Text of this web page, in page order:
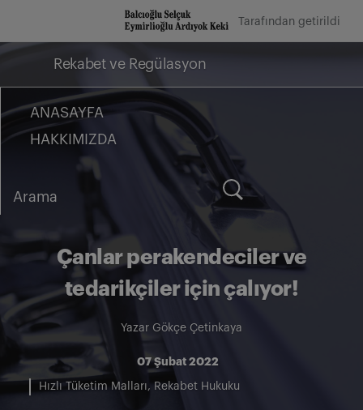
geç
Tarafından getirildi
Rekabet ve Regülasyon
ANASAYFA
HAKKIMIZDA
for:
Çanlar perakendeciler ve
tedarikçiler için çalıyor!
Yazar Gökçe Çetinkaya
07 Şubat 2022
Hızlı Tüketim Malları Rekabet Hukuku